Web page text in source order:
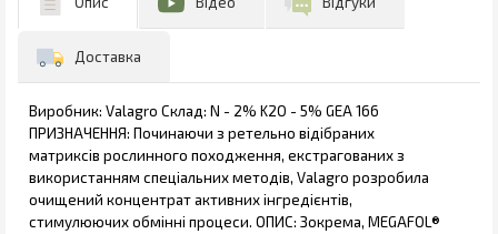
Доставка
Виробник: Valagro Склад: N - 2% K2O - 5% GEA 166
ПРИЗНАЧЕННЯ: Починаючи з ретельно відібраних
матриксів рослинного походження, екстрагованих з
використанням спеціальних методів, Valagro розробила
очищений концентрат активних інгредієнтів,
стимулюючих обмінні процеси. ОПИС: Зокрема, MEGAFOL®